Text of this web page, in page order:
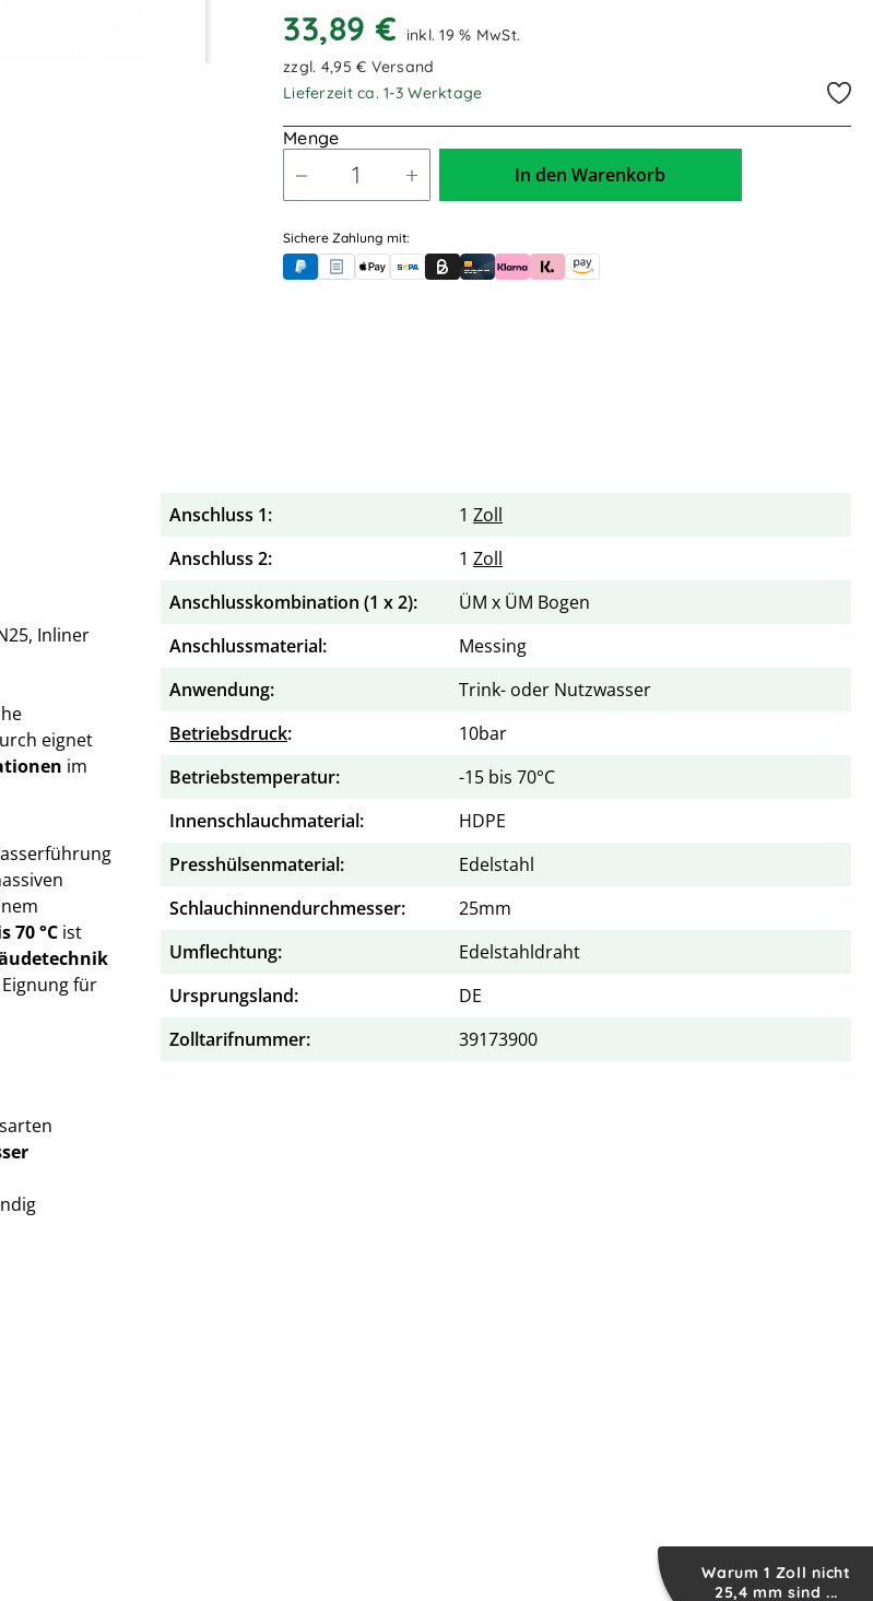
Warum 1 Zoll nicht
25,4 mm sind ...
2,50m / 2.500mm
5,00m / 5.000mm
33,89 €
inkl. 19 % MwSt.
zzgl. 4,95 € Versand
Lieferzeit ca. 1-3 Werktage
Menge
In den Warenkorb
Sichere Zahlung mit:
PayPalRechnungskauf (für Behörden)
Apple PayBanküberweisung (vorab)
Rechnungskauf (Billie)
Kreditkarte
Rechnung oder Ratenkauf (Klarna)
Sofortüberweisung (Klarna)
Amazon Pay
Inliner
eignet
im
70 °C ist
für
Anschluss 1: 1 Zoll
Anschluss 2:
1 Zoll
Anschlusskombination (1 x 2):
ÜM x ÜM Bogen
Anschlussmaterial:
Messing
Anwendung:
Trink- oder Nutzwasser
Betriebsdruck:
10bar
Betriebstemperatur:
-15 bis 70°C
Innenschlauchmaterial:
HDPE
Presshülsenmaterial:
Edelstahl
Schlauchinnendurchmesser:
25mm
Umflechtung:
Edelstahldraht
Ursprungsland:
DE
Zolltarifnummer:
39173900